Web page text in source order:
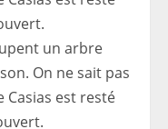
un arbre
On ne sait pas
Casias est resté